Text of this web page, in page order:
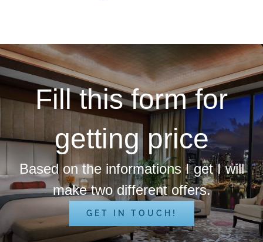
Fill this form for
getting price
Based on the informations I get I will
make two different offers.
GET IN TOUCH!